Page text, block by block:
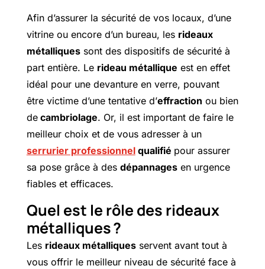
Afin d’assurer la sécurité de vos locaux, d’une
vitrine ou encore d’un bureau, les rideaux
métalliquessont des dispositifs de sécurité à
part entière. Le rideau métallique est en effet
idéal pour une devanture en verre, pouvant
être victime d’une tentative d’effraction ou bien
decambriolage. Or, il est important de faire le
meilleur choix et de vous adresser à un
serrurier professionnelqualifié pour assurer
sa pose grâce à des dépannagesen urgence
fiables et efficaces.
Quel est le rôle des rideaux
métalliques ?
Les rideaux métalliquesservent avant tout à
vous offrir le meilleur niveau de sécurité face à